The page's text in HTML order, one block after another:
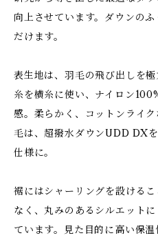
向上させています。ダウンの
だけます。
表生地は、羽毛の飛び出しを
糸を横糸に使い、ナイロン
感。柔らかく、コットンライ
毛は、超撥水ダウンUDD DX
仕様に。
裾にはシャーリングを設ける
なく、丸みのあるシルエット
ています。見た目的に高い保温